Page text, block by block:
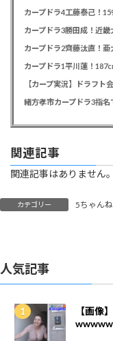
カープドラ4工藤泰己！
カープドラ2齊藤汰直！亜
【カープ実況】ドラフト
関連記事
関連記事はありません。
カテゴリー 5ちゃん
人気記事
【画像